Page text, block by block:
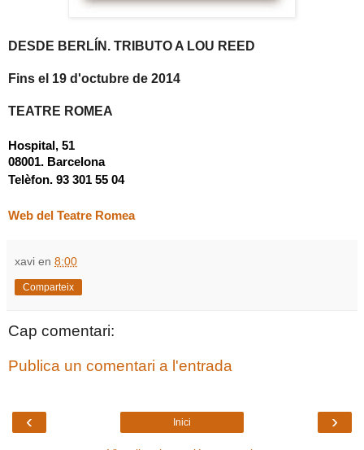
DESDE BERLÍN. TRIBUTO A LOU REED
Fins el 19 d'octubre de 2014
TEATRE ROMEA
Hospital, 51
08001. Barcelona
Telèfon. 93 301 55 04
Web del Teatre Romea
xavi en 8:00
Comparteix
Cap comentari:
Publica un comentari a l'entrada
‹ ›
Inici